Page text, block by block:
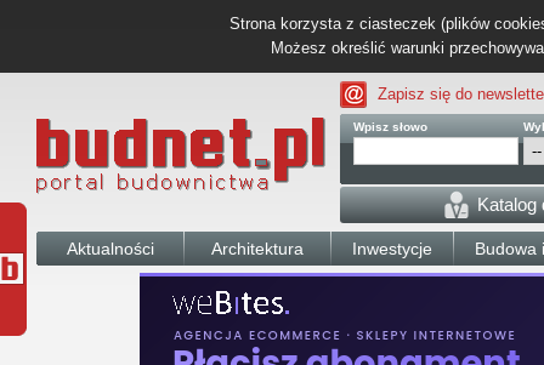
Strona korzysta z ciasteczek (plików
Możesz określić warunki
Zapisz się do
Wpisz słowo
Katalog
Aktualności Architektura Inwestycje Budowa